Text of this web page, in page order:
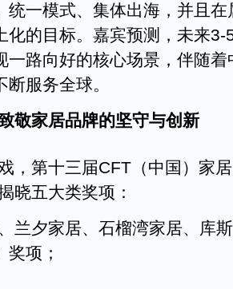
统一模式、集体出海，并且
化的目标。嘉宾预测，未来3-
一路向好的核心场景，伴随
服务全球。
敬家居品牌的坚守与创新
，第十三届CFT（中国）家
晓五大类奖项：
兰夕家居、石榴湾家居、库
项；